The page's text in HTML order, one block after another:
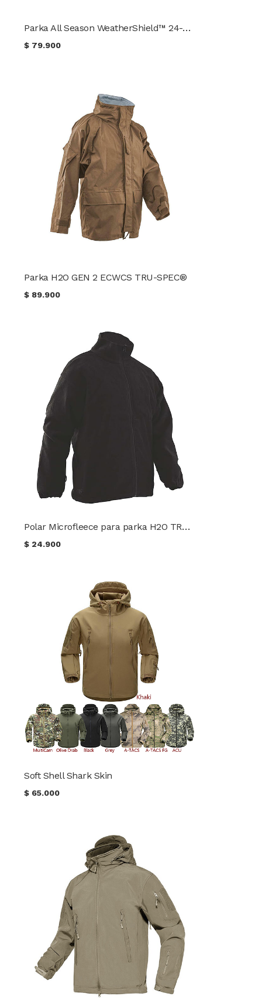
Parka All Season WeatherShield™ 24-7 Series® TRU-SPEC®
$ 79.900
Parka H2O GEN 2 ECWCS TRU-SPEC®
$ 89.900
Polar Microfleece para parka H2O TRU-SPEC®
$ 24.900
Soft Shell Shark Skin
$ 65.000